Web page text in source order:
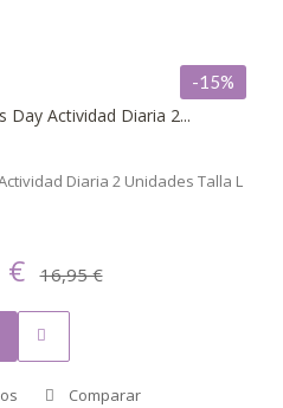
Day Actividad Diaria 2...
-15%
€ 16,95 €
Comparar